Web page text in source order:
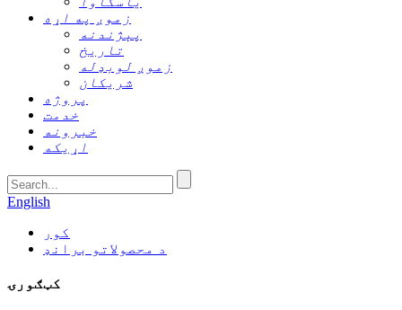
زموږ په اړه
پېژندنه
تاریخ
زموږ لوبډله
شریکان
پروژه
خدمت
خبرونه
اړیکه
English
کور
د محصولاتو برانډ
کټګورۍ